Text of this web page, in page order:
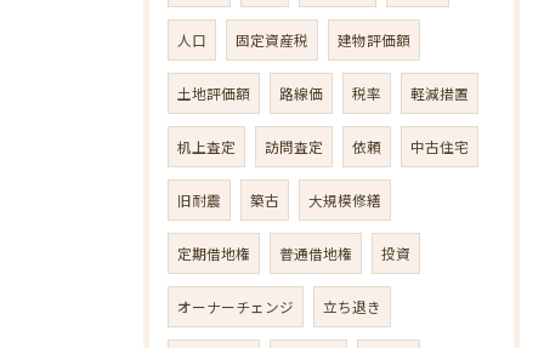
人口 固定資産税 建物評価額
土地評価額 路線価 税率 軽減措置
机上査定 訪問査定 依頼 中古住宅
旧耐震 築古 大規模修繕
定期借地権 普通借地権 投資
オーナーチェンジ 立ち退き